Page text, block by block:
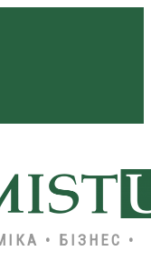
• БІЗНЕС •